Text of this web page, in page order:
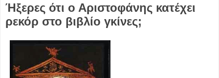
Ήξερες ότι ο Αριστοφάνης κατέχει
ρεκόρ στο βιβλίο γκίνες;